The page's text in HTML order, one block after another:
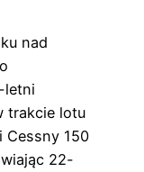
nad
letni
trakcie lotu
Cessny 150
22-